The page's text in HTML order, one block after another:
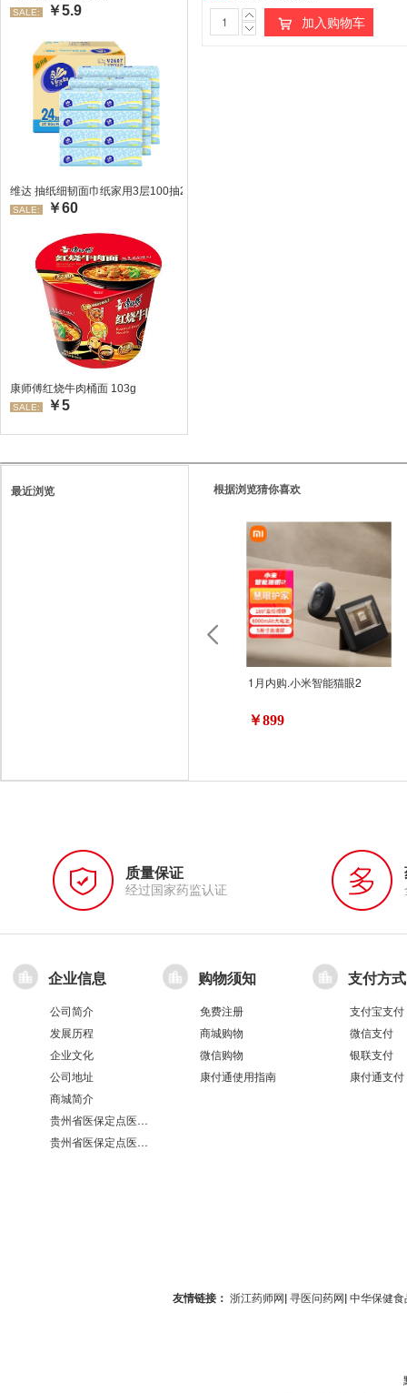
SALE: ￥5.9
维达 抽纸细韧面巾纸家用3层100抽24包/箱 超值装 偏远地区不发货偏远地区:(含
SALE: ￥60
康师傅红烧牛肉桶面 103g
SALE: ￥5
加入购物车
最近浏览 根据浏览猜你喜欢
1月内购.小米智能猫眼2
￥899
质量保证
经过国家药监认证
企业信息
公司简介
发展历程
企业文化
公司地址
商城简介
贵州省医保定点医疗机构医保服务情况表（第551分店）
贵州省医保定点医疗机构医保服务情况表（第100分店）
购物须知
免费注册
商城购物
微信购物
康付通使用指南
支付方式
支付宝支付
微信支付
银联支付
康付通支付
友情链接： 浙江药师网| 寻医问药网| 中华保健食